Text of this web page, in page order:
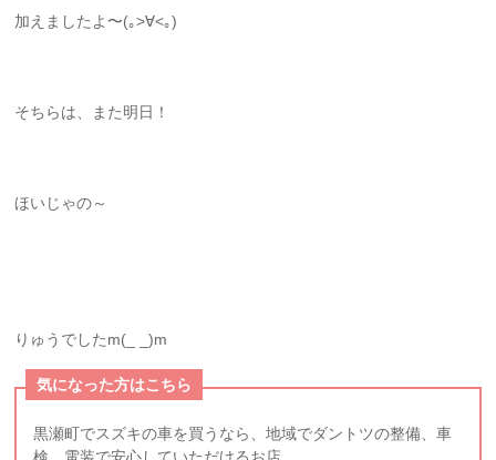
加えましたよ〜(｡>∀<｡)
そちらは、また明日！
ほいじゃの～
りゅうでしたm(_ _)m
気になった方はこちら
黒瀬町でスズキの車を買うなら、地域でダントツの整備、車